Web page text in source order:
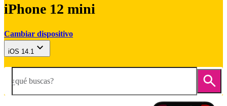
iPhone 12 mini
Cambiar dispositivo
iOS 14.1
¿qué buscas?